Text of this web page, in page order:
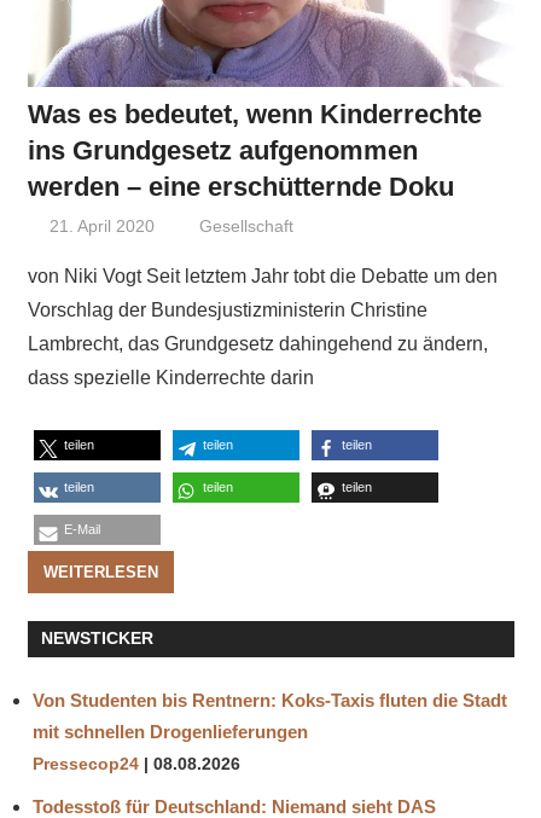
Was es bedeutet, wenn Kinderrechte
ins Grundgesetz aufgenommen
werden – eine erschütternde Doku
21. April 2020 Niki Vogt
Gesellschaft
von Niki Vogt Seit letztem Jahr tobt die Debatte um den
Vorschlag der Bundesjustizministerin Christine
Lambrecht, das Grundgesetz dahingehend zu ändern,
dass spezielle Kinderrechte darin
teilen teilen teilen
teilen teilen teilen
E-Mail
WEITERLESEN
NEWSTICKER
Von Studenten bis Rentnern: Koks‑Taxis fluten die Stadt
mit schnellen Drogenlieferungen
Pressecop24 08.08.2026
Todesstoß für Deutschland: Niemand sieht DAS